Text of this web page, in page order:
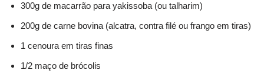
300g de macarrão para yakissoba (ou talharim)
200g de carne bovina (alcatra, contra filé ou frango em tiras)
1 cenoura em tiras finas
1/2 maço de brócolis